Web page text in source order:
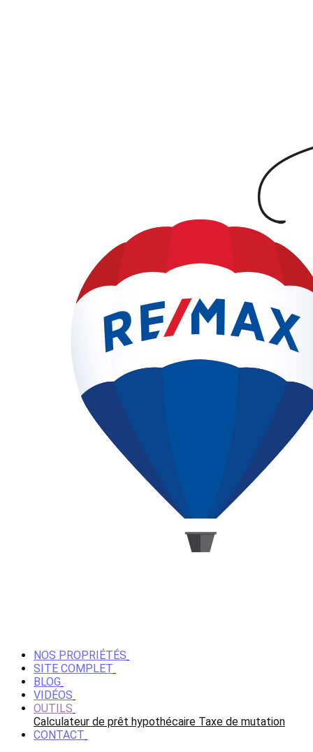
NOS PROPRIÉTÉS
SITE COMPLET
BLOG
VIDÉOS
OUTILS
Calculateur de prêt hypothécaire Taxe de mutation
CONTACT